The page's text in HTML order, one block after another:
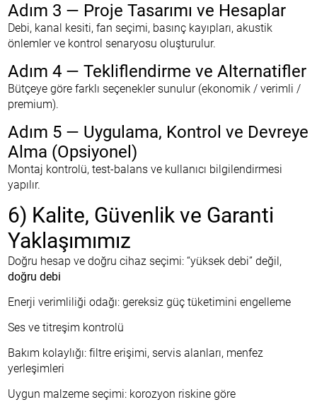
Adım 3 — Proje Tasarımı ve Hesaplar
Debi, kanal kesiti, fan seçimi, basınç kayıpları, akustik
önlemler ve kontrol senaryosu oluşturulur.
Adım 4 — Tekliflendirme ve Alternatifler
Bütçeye göre farklı seçenekler sunulur (ekonomik / verimli /
premium).
Adım 5 — Uygulama, Kontrol ve Devreye
Alma (Opsiyonel)
Montaj kontrolü, test-balans ve kullanıcı bilgilendirmesi
yapılır.
6) Kalite, Güvenlik ve Garanti
Yaklaşımımız
Doğru hesap ve doğru cihaz seçimi: “yüksek debi” değil,
doğru debi
Enerji verimliliği odağı: gereksiz güç tüketimini engelleme
Ses ve titreşim kontrolü
Bakım kolaylığı: filtre erişimi, servis alanları, menfez
yerleşimleri
Uygun malzeme seçimi: korozyon riskine göre